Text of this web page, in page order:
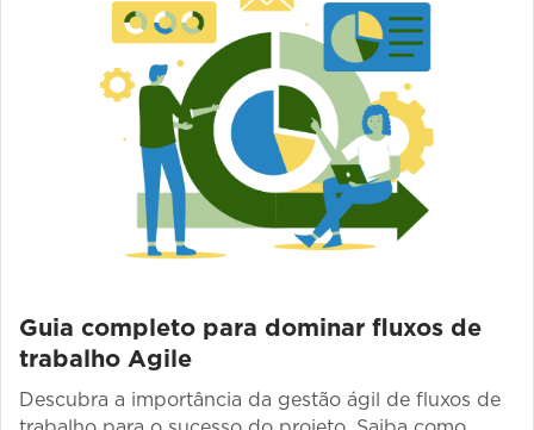
Guia completo para dominar fluxos de
trabalho Agile
Descubra a importância da gestão ágil de fluxos de